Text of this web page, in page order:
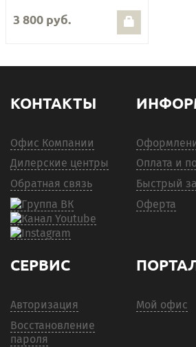
3 800 руб.
КОНТАКТЫ
Офис Компании
Дилерские центры
Обратная связь
Оплата и
Быстрый
Оферта
СЕРВИС
Авторизация
Восстановление
пароля
Мой офис